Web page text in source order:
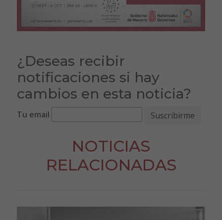
¿Deseas recibir
notificaciones si hay
cambios en esta noticia?
Tu email
NOTICIAS
RELACIONADAS